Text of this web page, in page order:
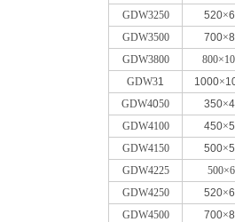
GDW3250
520×
GDW3500
700×
GDW3800
GDW31 1000×
GDW4050 350×
GDW4100
450×
GDW4150
500×
GDW4225
GDW4250
520×
GDW4500
700×